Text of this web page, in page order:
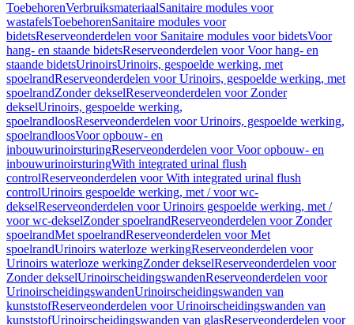
ToebehorenVerbruiksmateriaalSanitaire modules voor
wastafelsToebehorenSanitaire modules voor
bidetsReserveonderdelen voor Sanitaire modules voor bidetsVoor
hang- en staande bidetsReserveonderdelen voor Voor hang- en
staande bidetsUrinoirsUrinoirs, gespoelde werking, met
spoelrandReserveonderdelen voor Urinoirs, gespoelde werking, met
spoelrandZonder dekselReserveonderdelen voor Zonder
dekselUrinoirs, gespoelde werking,
spoelrandloosReserveonderdelen voor Urinoirs, gespoelde werking,
spoelrandloosVoor opbouw- en
inbouwurinoirsturingReserveonderdelen voor Voor opbouw- en
inbouwurinoirsturingWith integrated urinal flush
controlReserveonderdelen voor With integrated urinal flush
controlUrinoirs gespoelde werking, met / voor wc-
dekselReserveonderdelen voor Urinoirs gespoelde werking, met /
voor wc-dekselZonder spoelrandReserveonderdelen voor Zonder
spoelrandMet spoelrandReserveonderdelen voor Met
spoelrandUrinoirs waterloze werkingReserveonderdelen voor
Urinoirs waterloze werkingZonder dekselReserveonderdelen voor
Zonder dekselUrinoirscheidingswandenReserveonderdelen voor
UrinoirscheidingswandenUrinoirscheidingswanden van
kunststofReserveonderdelen voor Urinoirscheidingswanden van
kunststofUrinoirscheidingswanden van glasReserveonderdelen voor